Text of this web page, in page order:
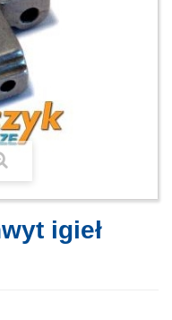
igieł